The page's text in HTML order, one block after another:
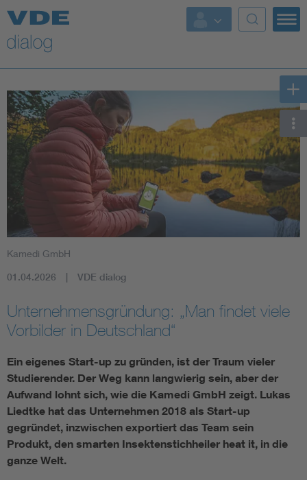
Kamedi GmbH
01.04.2026 VDE dialog
Unternehmensgründung: „Man findet viele
Vorbilder in Deutschland“
Ein eigenes Start-up zu gründen, ist der Traum vieler
Studierender. Der Weg kann langwierig sein, aber der
Aufwand lohnt sich, wie die Kamedi GmbH zeigt. Lukas
Liedtke hat das Unternehmen 2018 als Start-up
gegründet, inzwischen exportiert das Team sein
Produkt, den smarten Insektenstichheiler heat it, in die
ganze Welt.